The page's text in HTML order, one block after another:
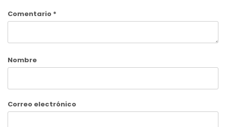
Comentario *
Nombre
Correo electrónico